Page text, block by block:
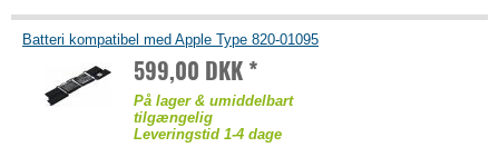
Batteri kompatibel med Apple Type 820-01095
599,00 DKK *
På lager & umiddelbart
tilgængelig
Leveringstid 1-4 dage